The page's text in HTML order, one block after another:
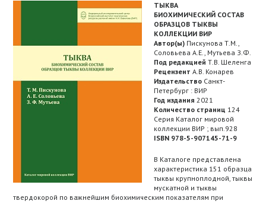
ТЫКВА
БИОХИМИЧЕСКИЙ СОСТАВ
ОБРАЗЦОВ ТЫКВЫ
КОЛЛЕКЦИИ ВИР
Автор(ы) Пискунова Т.М.,
Соловьева А.Е., Мутьева З.Ф.
Под редакцией Т.В. Шеленга
Рецензент А.В. Конарев
Издательство Санкт-
Петербург : ВИР
Год издания 2021
Количество страниц 124
Серия Каталог мировой
коллекции ВИР ; вып.928
ISBN 978-5-907145-71-9
В Каталоге представлена
характеристика 151 образца
тыквы крупноплодной, тыквы
мускатной и тыквы
твердокорой по важнейшим биохимическим показателям при